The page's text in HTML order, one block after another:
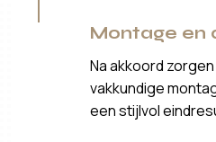
Montage en
Na akkoord
vakkundige
een stijlvol